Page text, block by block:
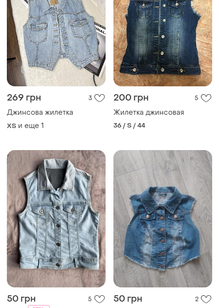
269 грн 3
Джинсова жилетка
ХS и еще 1
200 грн 5
Жилетка джинсовая
36 / S / 44
50 грн 5 50 грн 2